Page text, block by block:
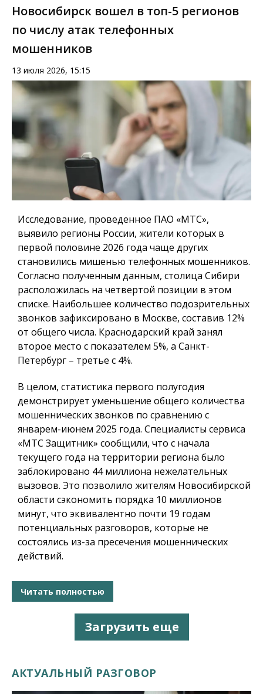
Новосибирск вошел в топ-5 регионов
по числу атак телефонных
мошенников
13 июля 2026, 15:15
Исследование, проведенное ПАО «МТС»,
выявило регионы России, жители которых в
первой половине 2026 года чаще других
становились мишенью телефонных мошенников.
Согласно полученным данным, столица Сибири
расположилась на четвертой позиции в этом
списке. Наибольшее количество подозрительных
звонков зафиксировано в Москве, составив 12%
от общего числа. Краснодарский край занял
второе место с показателем 5%, а Санкт-
Петербург – третье с 4%.
В целом, статистика первого полугодия
демонстрирует уменьшение общего количества
мошеннических звонков по сравнению с
январем-июнем 2025 года. Специалисты сервиса
«МТС Защитник» сообщили, что с начала
текущего года на территории региона было
заблокировано 44 миллиона нежелательных
вызовов. Это позволило жителям Новосибирской
области сэкономить порядка 10 миллионов
минут, что эквивалентно почти 19 годам
потенциальных разговоров, которые не
состоялись из-за пресечения мошеннических
действий.
Читать полностью
Загрузить еще
АКТУАЛЬНЫЙ РАЗГОВОР